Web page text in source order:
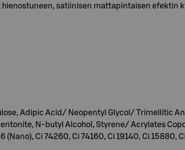
satiinisen mattapintaisen efektin
Adipic Acid/ Neopentyl Glycol/ Trimellitic
N-butyl Alcohol, Styrene/ Acrylates
(Nano), Ci 74260, Ci 74160, Ci 19140, Ci 15880,